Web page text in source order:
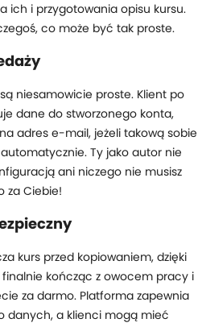
ich i przygotowania opisu kursu.
co może być tak proste.
niesamowicie proste. Klient po
dane do stworzonego konta,
adres e-mail, jeżeli takową sobie
Ty jako autor nie
ani niczego nie musisz
za Ciebie!
kurs przed kopiowaniem, dzięki
kończąc z owocem pracy i
za darmo. Platforma zapewnia
danych, a klienci mogą mieć